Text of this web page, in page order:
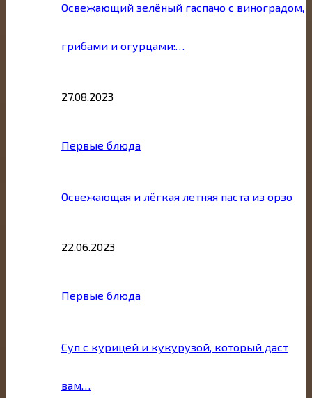
Освежающий зелёный гаспачо с виноградом,
грибами и огурцами:…
27.08.2023
Первые блюда
Освежающая и лёгкая летняя паста из орзо
22.06.2023
Первые блюда
Суп с курицей и кукурузой, который даст
вам…